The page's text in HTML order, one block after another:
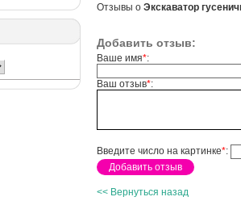
Отзывы о Экскаватор
Добавить отзыв:
Ваше имя*:
Ваш отзыв*:
Введите число на картинке*:
<< Вернуться назад